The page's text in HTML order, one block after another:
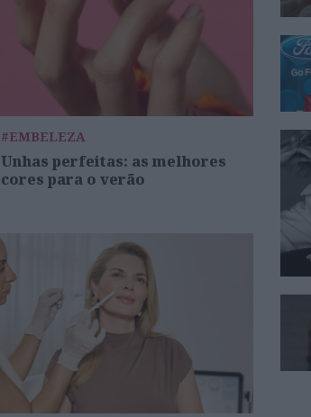
#EMBELEZA
Unhas perfeitas: as melhores
cores para o verão